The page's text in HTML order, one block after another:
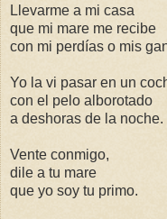
Llevarme a mi casa
que mi mare me recibe
con mi perdías o mis
Yo la vi pasar en un
con el pelo alborotado
a deshoras de la noche.
Vente conmigo,
dile a tu mare
que yo soy tu primo.